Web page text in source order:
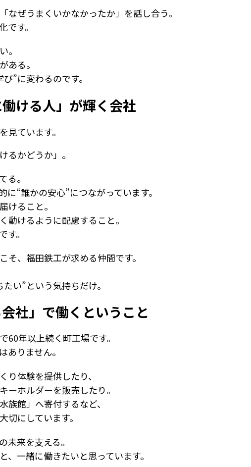
なぜうまくいかなかったか」を話し合う。
です。
。
ある。
”に変わるのです。
ける人」が輝く会社
見ています。
るかどうか」。
る。
に“誰かの安心”につながっています。
けること。
動けるように配慮すること。
す。
そ、福田鉄工が求める仲間です。
い”という気持ちだけ。
社」で働くということ
60年以上続く町工場です。
ありません。
り体験を提供したり、
ーホルダーを販売したり。
族館」へ寄付するなど、
切にしています。
未来を支える。
、一緒に働きたいと思っています。